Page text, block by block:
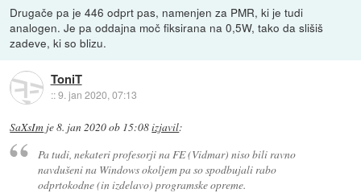
Drugače pa je 446 odprt pas, namenjen za PMR, ki je tudi
analogen. Je pa oddajna moč fiksirana na 0,5W, tako da slišiš
zadeve, ki so blizu.
ToniT
::9. jan 2020, 07:13
SaXsIm je8. jan 2020 ob 15:08izjavil:
Pa tudi, nekateri profesorji na FE (Vidmar) niso bili ravno
navdušeni na Windows okoljem pa so spodbujali rabo
odprtokodne (in izdelavo) programske opreme.